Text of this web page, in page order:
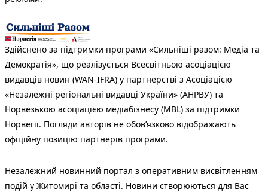
Здійснено за підтримки програми «Сильніші разом: Медіа та
Демократія», що реалізується Всесвітньою асоціацією
видавців новин (WAN-IFRA) у партнерстві з Асоціацією
«Незалежні регіональні видавці України» (АНРВУ) та
Норвезькою асоціацією медіабізнесу (MBL) за підтримки
Норвегії. Погляди авторів не обов’язково відображають
офіційну позицію партнерів програми.
Незалежний новинний портал з оперативним висвітленням
подій у Житомирі та області. Новини створюються для Вас